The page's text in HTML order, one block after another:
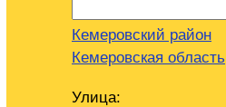
Кемеровский район
Кемеровская область
Улица: